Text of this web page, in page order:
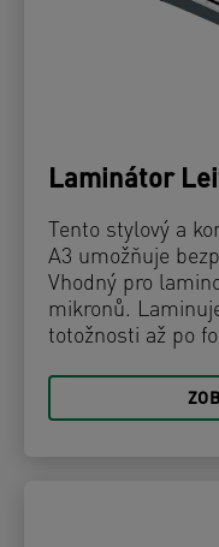
Laminátor
Tento stylový a
A3 umožňuje
Vhodný pro
mikronů.
totožnosti až po